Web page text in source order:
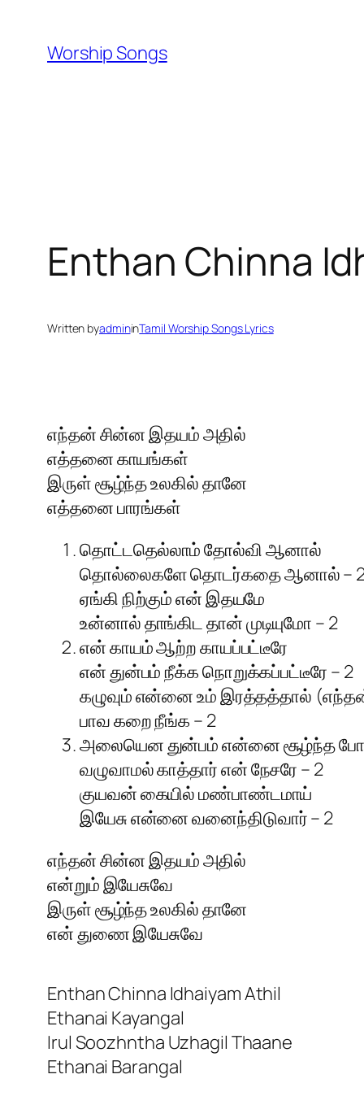
content
Worship Songs
Enthan Chinna
Written byadmininTamil Worship Songs Lyrics
எந்தன் சின்ன இதயம் அதில்
எத்தனை காயங்கள்
இருள் சூழ்ந்த உலகில் தானே
எத்தனை பாரங்கள்
தொட்டதெல்லாம் தோல்வி ஆனால்
தொல்லைகளே தொடர்கதை ஆனால் –
ஏங்கி நிற்கும் என் இதயமே
உன்னால் தாங்கிட தான் முடியுமோ – 2
என் காயம் ஆற்ற காயப்பட்டீரே
என் துன்பம் நீக்க நொறுக்கப்பட்டீரே – 2
கழுவும் என்னை உம் இரத்தத்தால்
பாவ கறை நீங்க – 2
அலையென துன்பம் என்னை சூழ்ந்த
வழுவாமல் காத்தார் என் நேசரே – 2
குயவன் கையில் மண்பாண்டமாய்
இயேசு என்னை வனைந்திடுவார் – 2
எந்தன் சின்ன இதயம் அதில்
என்றும் இயேசுவே
இருள் சூழ்ந்த உலகில் தானே
என் துணை இயேசுவே
Enthan Chinna Idhaiyam Athil
Ethanai Kayangal
Irul Soozhntha Uzhagil Thaane
Ethanai Barangal